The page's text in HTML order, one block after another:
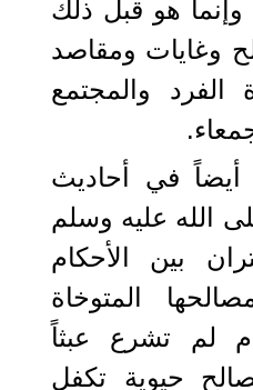
وإنما هو قبل ذلك
وغايات ومقاصد
الفرد والمجتمع
في أحاديث
الله عليه وسلم
بين الأحكام
المتوخاة
لم تشرع عبثاً
حيوية تكفل